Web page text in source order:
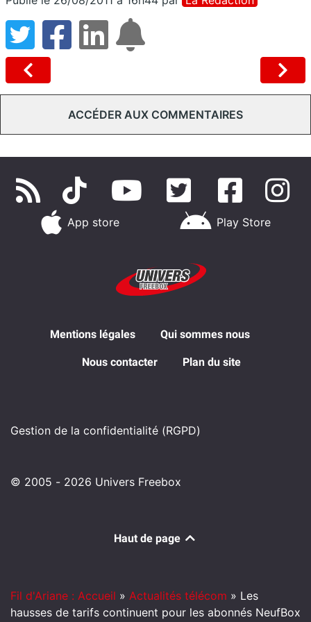
ACCÉDER AUX COMMENTAIRES
App store Play Store
Mentions légales Qui sommes nous
Nous contacter Plan du site
Gestion de la confidentialité (RGPD)
© 2005 - 2026 Univers Freebox
Haut de page
Fil d'Ariane : Accueil » Actualités télécom » Les
hausses de tarifs continuent pour les abonnés NeufBox